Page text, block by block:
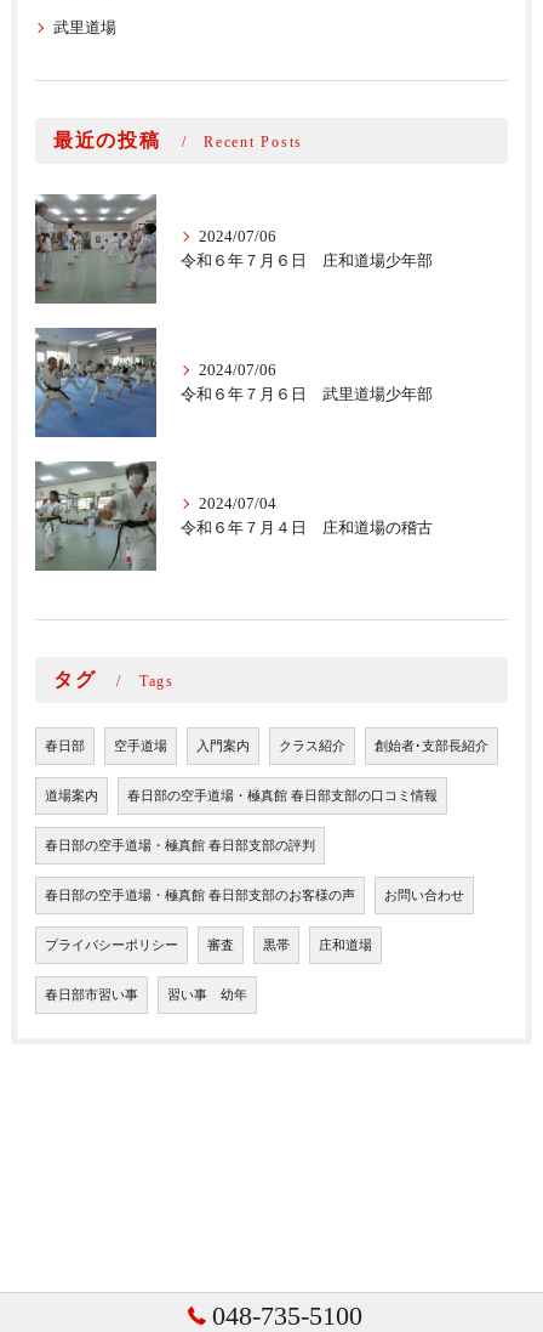
武里道場
最近の投稿 Recent Posts
2024/07/06
令和６年７月６日 庄和道場少年部
2024/07/06
令和６年７月６日 武里道場少年部
2024/07/04
令和６年７月４日 庄和道場の稽古
タグ Tags
春日部 空手道場 入門案内 クラス紹介 創始者･支部長紹介
道場案内 春日部の空手道場・極真館 春日部支部の口コミ情報
春日部の空手道場・極真館 春日部支部の評判
春日部の空手道場・極真館 春日部支部のお客様の声 お問い合わせ
プライバシーポリシー 審査 黒帯 庄和道場
春日部市習い事 習い事 幼年
048-735-5100